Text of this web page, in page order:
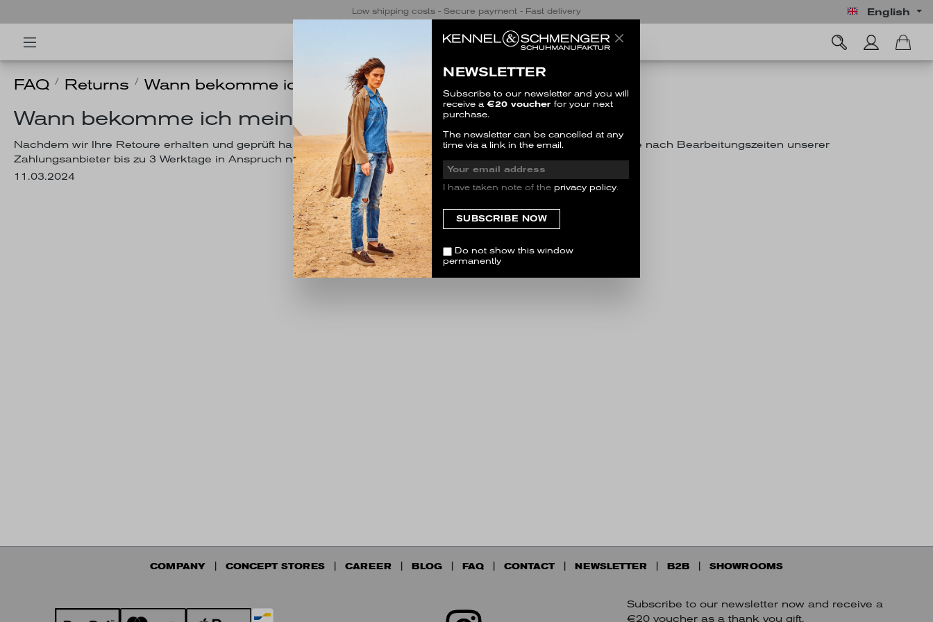
Low shipping costs - Secure payment - Fast delivery English
FAQ Returns Wann bekomme ich mein Geld zurückerstattet?
Wann bekomme ich mein Geld zurückerstattet?
Nachdem wir Ihre Retoure erhalten und geprüft haben, weisen wir umgehend die Rückerstattung an. Dies kann je nach Bearbeitungszeiten unserer
Zahlungsanbieter bis zu 3 Werktage in Anspruch nehmen.
11.03.2024
COMPANY CONCEPT STORES CAREER BLOG FAQ CONTACT NEWSLETTER B2B SHOWROOMS
Subscribe to our newsletter now and receive a
€20 voucher as a thank you gift.
NEWSLETTER
Subscribe to our newsletter and you will
receive a €20 voucher for your next
purchase.
The newsletter can be cancelled at any
time via a link in the email.
I have taken note of the privacy policy.
Do not show this window
permanently